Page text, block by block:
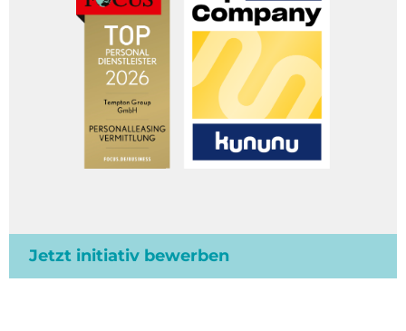
Jetzt initiativ bewerben